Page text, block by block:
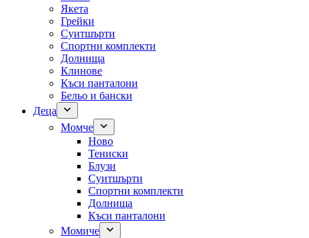
Якета
Грейки
Суитшърти
Спортни комплекти
Долнища
Клинове
Къси панталони
Бельо и бански
Деца
Момче
Ново
Тениски
Блузи
Суитшърти
Спортни комплекти
Долнища
Къси панталони
Момиче